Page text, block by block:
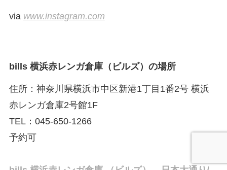
via www.instagram.com
bills 横浜赤レンガ倉庫（ビルズ）の場所
住所：神奈川県横浜市中区新港1丁目1番2号 横浜
赤レンガ倉庫2号館1F
TEL：045-650-1266
予約可